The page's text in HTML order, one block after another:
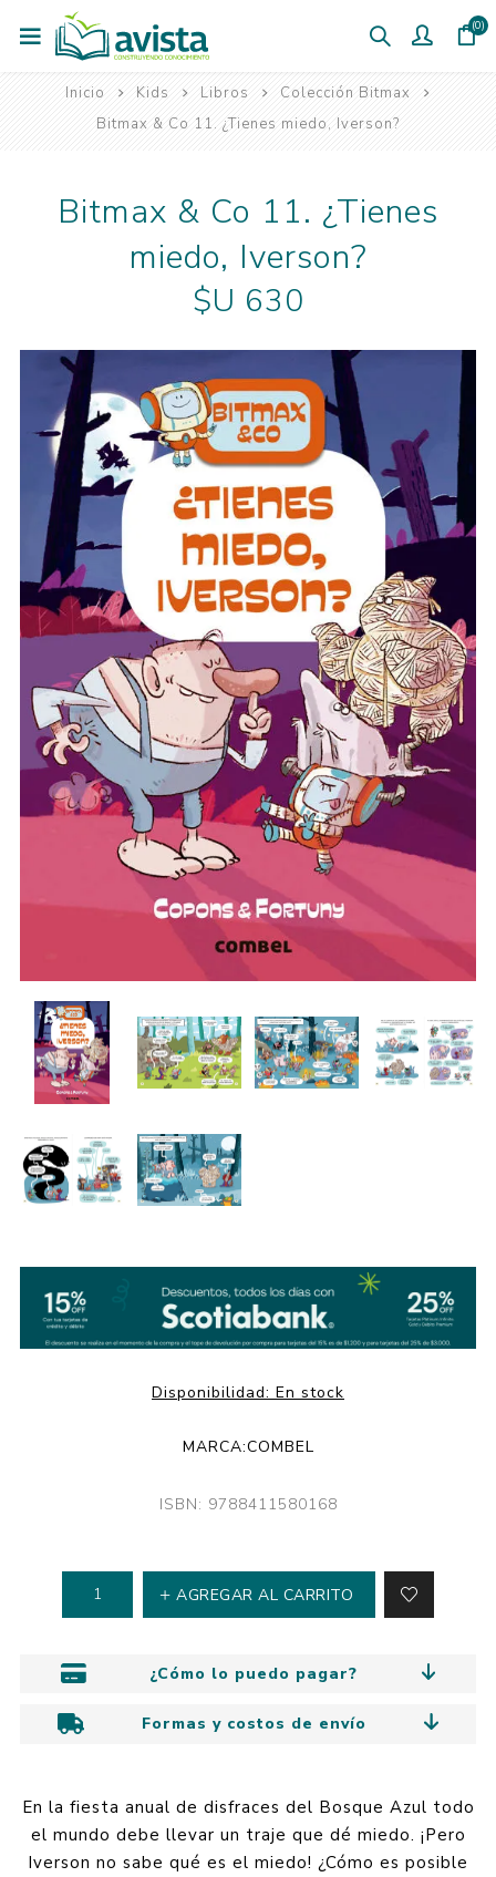
(0)
Inicio Kids Libros
Colección Bitmax
Bitmax & Co 11. ¿Tienes miedo, Iverson?
Bitmax & Co 11. ¿Tienes
miedo, Iverson?
$U 630
Disponibilidad: En stock
MARCA:COMBEL
ISBN: 9788411580168
AGREGAR AL CARRITO
¿Cómo lo puedo pagar?
Formas y costos de envío
En la fiesta anual de disfraces del Bosque Azul todo
el mundo debe llevar un traje que dé miedo. ¡Pero
Iverson no sabe qué es el miedo! ¿Cómo es posible